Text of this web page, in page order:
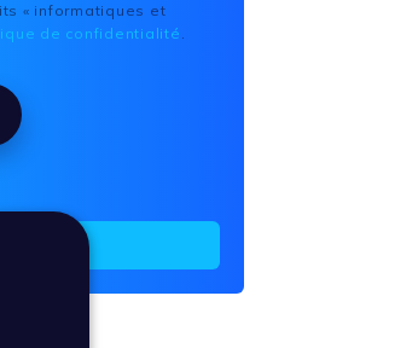
« informatiques et
de confidentialité